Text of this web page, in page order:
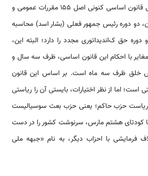
یکی از اصل­‌‌‌‌‌‌‌‌های جنجالی قانون اساسی کنونی اصل 155 مقررات عمومی و
دو دوره رئیس ­جمهور فعلی (بشار اسد) محاسبه
حق ک‌‌‌‌‌‌‌‌‌‌‌‌‌‌‌‌‌‌‌‌‌‌‌‌اندیداتوری مجدد را دارد؛ البته این،
با احکام این قانون اساسی، ظرف سه سال و
خلق ظرف سه ماه ‌‌‌‌‌‌‌است. بر اساس این قانون
اما از نظر اختیارات، بایستی آن را ‌‌‌‌‌‌‌‌ریاستی
حزب حاکم؛ یعنی حزب بعث سوسیالیست
که از سال 1963 با کودتای هشتم مارس، سرنوشت کشور را در دست
فرمایشی با احزاب دیگر، به نام «جبهه ملی